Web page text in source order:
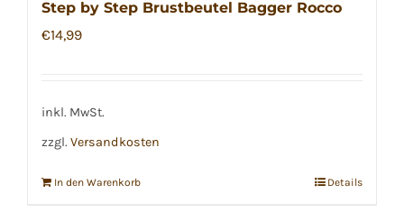
Step by Step Brustbeutel Bagger Rocco
€14,99
inkl. MwSt.
zzgl. Versandkosten
In den Warenkorb Details